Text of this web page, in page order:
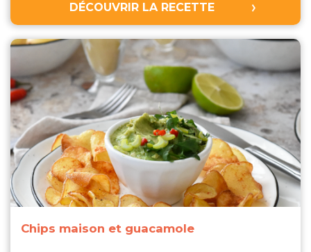
DÉCOUVRIR LA RECETTE
Chips maison et guacamole